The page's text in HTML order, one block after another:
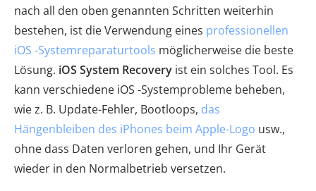
nach all den oben genannten Schritten weiterhin
bestehen, ist die Verwendung eines professionellen
iOS -Systemreparaturtools möglicherweise die beste
Lösung. iOS System Recovery ist ein solches Tool. Es
kann verschiedene iOS -Systemprobleme beheben,
wie z. B. Update-Fehler, Bootloops, das
Hängenbleiben des iPhones beim Apple-Logo usw.,
ohne dass Daten verloren gehen, und Ihr Gerät
wieder in den Normalbetrieb versetzen.